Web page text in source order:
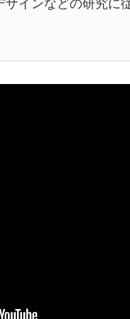
ザインなどの研究に